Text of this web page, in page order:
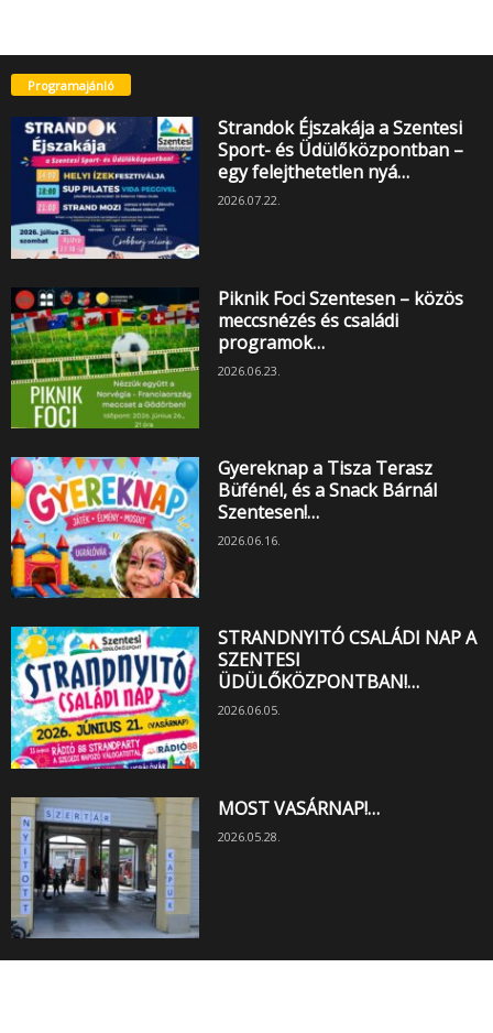
Programajánló
Strandok Éjszakája a Szentesi
Sport- és Üdülőközpontban –
egy felejthetetlen nyá…
2026.07.22.
Piknik Foci Szentesen – közös
meccsnézés és családi
programok…
2026.06.23.
Gyereknap a Tisza Terasz
Büfénél, és a Snack Bárnál
Szentesen!…
2026.06.16.
STRANDNYITÓ CSALÁDI NAP A
SZENTESI
ÜDÜLŐKÖZPONTBAN!…
2026.06.05.
MOST VASÁRNAP!…
2026.05.28.